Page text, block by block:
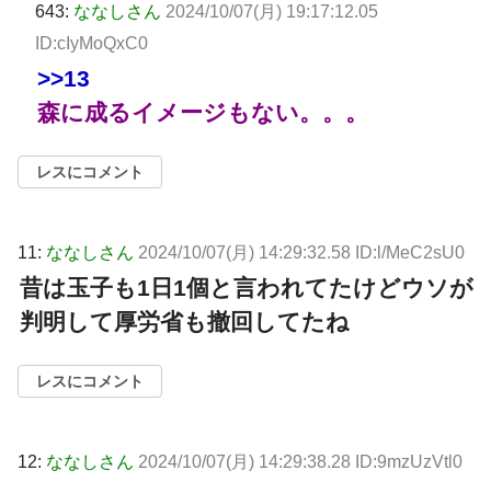
643: ななしさん 2024/10/07(月) 19:17:12.05
ID:cIyMoQxC0
>>13
森に成るイメージもない。。。
レスにコメント
11: ななしさん 2024/10/07(月) 14:29:32.58 ID:l/MeC2sU0
昔は玉子も1日1個と言われてたけどウソが
判明して厚労省も撤回してたね
レスにコメント
12: ななしさん 2024/10/07(月) 14:29:38.28 ID:9mzUzVtl0